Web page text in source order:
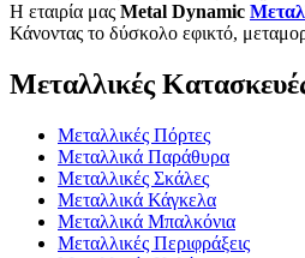
Η εταιρία μας Metal Dynamic
Κάνοντας το δύσκολο εφικτό,
Μεταλλικές
Μεταλλικές Πόρτες
Μεταλλικά Παράθυρα
Μεταλλικές Σκάλες
Μεταλλικά Κάγκελα
Μεταλλικά Μπαλκόνια
Μεταλλικές Περιφράξεις